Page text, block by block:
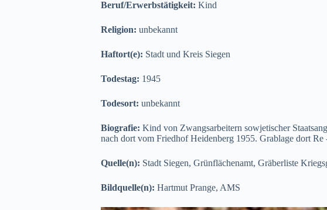
Beruf/Erwerbstätigkeit: Kind
Religion: unbekannt
Haftort(e): Stadt und Kreis Siegen
Todestag: 1945
Todesort: unbekannt
Biografie: Kind von Zwangsarbeitern sowjetischer
nach dort vom Friedhof Heidenberg 1955. Grablage dort Re
Quelle(n): Stadt Siegen, Grünflächenamt, Gräberliste
Bildquelle(n): Hartmut Prange, AMS